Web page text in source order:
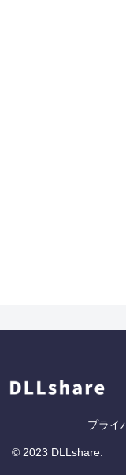
プライ
© 2023 DLLshare.